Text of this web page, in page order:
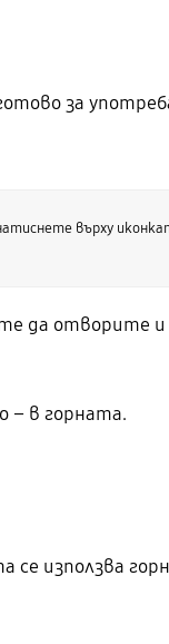
за
върху
да отворите
– в горната.
се използва